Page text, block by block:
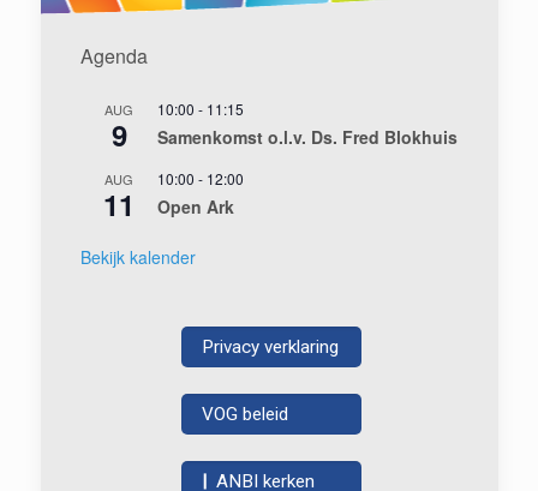
Agenda
AUG
9
10:00 - 11:15
Samenkomst o.l.v. Ds. Fred Blokhuis
AUG
11
10:00 - 12:00
Open Ark
Bekijk kalender
Privacy verklaring
VOG beleid
|ANBI kerken